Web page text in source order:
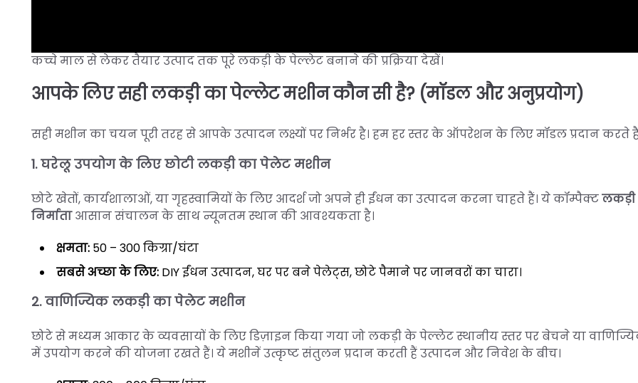
कच्चे माल से लेकर तैयार उत्पाद तक पूरे लकड़ी के पेल्लेट बनाने की प्रक्रिया देखें।
आपके लिए सही लकड़ी का पेल्लेट मशीन कौन सी है? (मॉडल और अनुप्रयोग)
सही मशीन का चयन पूरी तरह से आपके उत्पादन लक्ष्यों पर निर्भर है। हम हर स्तर के ऑपरेशन के लिए मॉडल प्रदान करते
1. घरेलू उपयोग के लिए छोटी लकड़ी का पेलेट मशीन
छोटे खेतों, कार्यशालाओं, या गृहस्वामियों के लिए आदर्श जो अपने ही ईंधन का उत्पादन करना चाहते हैं। ये कॉम्पैक्ट
निर्माताआसान संचालन के साथ न्यूनतम स्थान की आवश्यकता है।
क्षमता: 50 – 300 किग्रा/घंटा
सबसे अच्छा के लिए: DIY ईंधन उत्पादन, घर पर बने पेलेट्स, छोटे पैमाने पर जानवरों का चारा।
2. वाणिज्यिक लकड़ी का पेलेट मशीन
छोटे से मध्यम आकार के व्यवसायों के लिए डिज़ाइन किया गया जो लकड़ी के पेल्लेट स्थानीय स्तर पर बेचने या
में उपयोग करने की योजना रखते हैं। ये मशीनें उत्कृष्ट संतुलन प्रदान करती हैं उत्पादन और निवेश के बीच।